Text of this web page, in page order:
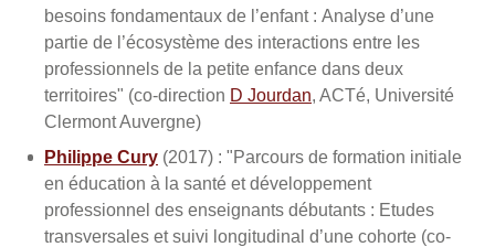
besoins fondamentaux de l’enfant : Analyse d’une
partie de l’écosystème des interactions entre les
professionnels de la petite enfance dans deux
territoires" (co-direction D Jourdan, ACTé, Université
Clermont Auvergne)
Philippe Cury (2017) : "Parcours de formation initiale
en éducation à la santé et développement
professionnel des enseignants débutants : Etudes
transversales et suivi longitudinal d’une cohorte (co-